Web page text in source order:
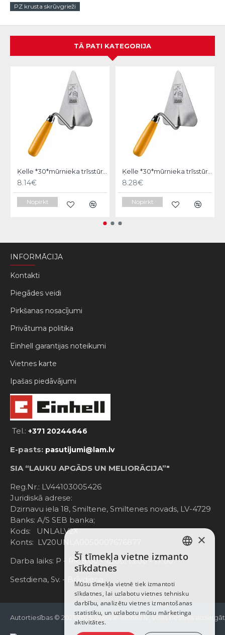
PZ krusta skrūvgrieži
TĀ PATI KATEGORIJA
Ķelle *30*mūrnieka trīsstūra 18cm, Hardy
8.14€
Nopirkt
Ķelle *30*mūrnieka trīsstūra 20cm, Hardy
8.28€
Nopirkt
INFORMĀCIJA
Kontakti
Piegādes veidi
Pirkšanas nosacījumi
Privātuma politika
Einhell garantijas noteikumi
Vietnes karte
Ipašas piedāvājumi
Tel.: +371 20244646
E-pasts: pasutijumi@lam.lv
SIA “LAUKU APGĀDS UN MELIORĀCIJA”"
Reg.Nr.: LV44103005426
Juridiskā adrese:
Dzirnavu iela 18, Smiltene, Smiltenes novads, LV-4729
Banks: A/S SEB banka;
Kods: UNLALV2X
Konts: LV20UNLA0050007676877
Darba laiks: P - Pk. 8:00 - 12:00; 13:00 - 17:00
Sestdiena, Sv. - Brīvdiena
Autortiesības © 2021-2025, www.e-einhell.lv, Visas tiesības
LATVIAN
ENGLISH
×
Šī tīmekļa vietne izmanto
sīkdatnes
Mūsu tīmekļa vietnē tiek izmantoti
sīkdatnes, lai uzlabotu vietnes tehnisku
darbību, analizētu vietnes izmantošanas
statistiku, un uzlabotu mūsu mārketinga
aktivitātes.